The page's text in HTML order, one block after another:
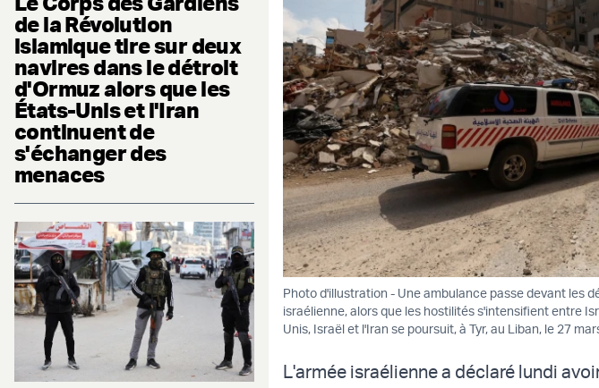
de la Révolution
islamique tire sur deux
navires dans le détroit
d'Ormuz alors que les
États-Unis et l'Iran
continuent de
s'échanger des
menaces
Photo d'illustration - Une ambulance passe devant les
israélienne, alors que les hostilités s'intensifient entre
Unis, Israël et l'Iran se poursuit, à Tyr, au Liban, le 27
L'armée israélienne a déclaré lundi